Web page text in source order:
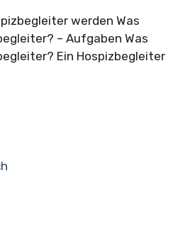
werden Was
– Aufgaben Was
Ein Hospizbegleiter